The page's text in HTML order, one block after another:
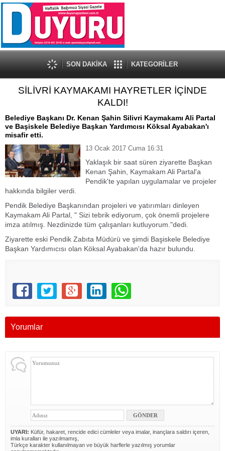
SON DAKİKA KATEGORİLER
SİLİVRİ KAYMAKAMI HAYRETLER İÇİNDE
KALDI!
Belediye Başkanı Dr. Kenan Şahin Silivri Kaymakamı Ali Partal
ve Başiskele Belediye Başkan Yardımcısı Köksal Ayabakan'ı
misafir etti.
13 Ocak 2017 Cuma 16:31
Yaklaşık bir saat süren ziyarette Başkan
Kenan Şahin, Kaymakam Ali Partal'a
Pendik'te yapılan uygulamalar ve projeler
hakkında bilgiler verdi.
Pendik Belediye Başkanından projeleri ve yatırımları dinleyen
Kaymakam Ali Partal, " Sizi tebrik ediyorum, çok önemli projelere
imza atılmış. Nezdinizde tüm çalışanları kutluyorum."dedi.
Ziyarette eski Pendik Zabıta Müdürü ve şimdi Başiskele Belediye
Başkan Yardımıcısı olan Köksal Ayabakan'da hazır bulundu.
Yorumlar
UYARI: Küfür, hakaret, rencide edici cümleler veya imalar, inançlara saldırı içeren,
imla kuralları ile yazılmamış,
Türkçe karakter kullanılmayan ve büyük harflerle yazılmış yorumlar